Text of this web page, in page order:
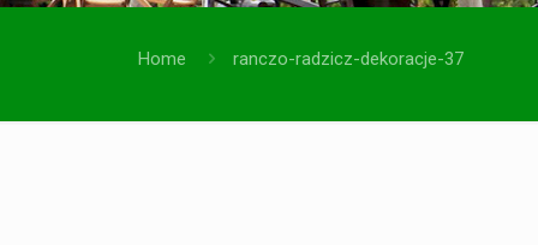
Home ranczo-radzicz-dekoracje-37